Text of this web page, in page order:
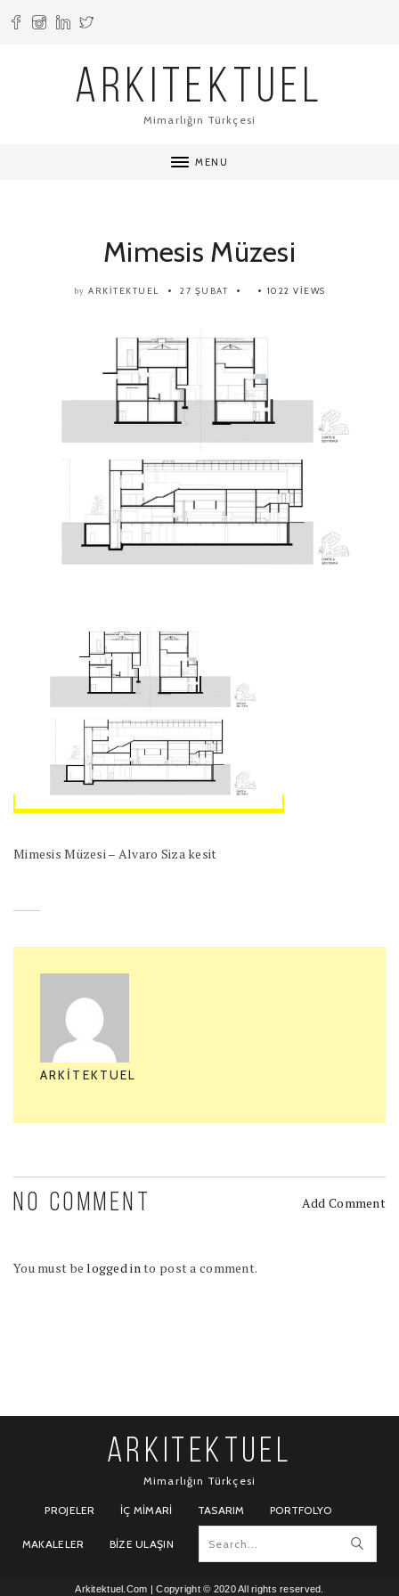
ARKITEKTUEL
Mimarlığın Türkçesi
MENU
Mimesis Müzesi
by ARKITEKTUEL 27 ŞUBAT 1022 VIEWS
Mimesis Müzesi – Alvaro Siza kesit
ARKITEKTUEL
NO COMMENT Add Comment
You must belogged in to post a comment.
ARKITEKTUEL
Mimarlığın Türkçesi
PROJELER İÇ MIMARI TASARIM PORTFOLYO
MAKALELER BIZE ULAŞIN
Arkitektuel.Com | Copyright © 2020 All rights reserved.